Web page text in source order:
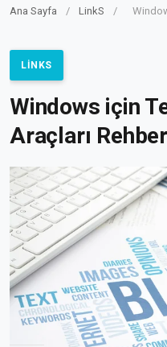
Ana Sayfa / LinkS /
LINKS
Windows için
Araçları